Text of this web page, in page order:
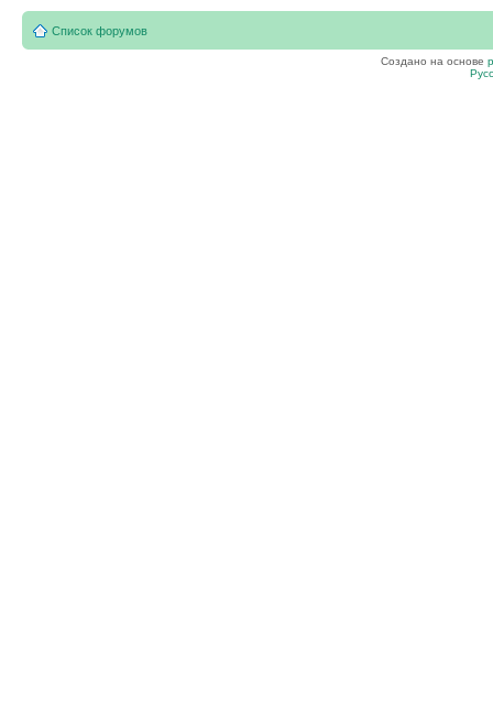
Список форумов
Создано на основе